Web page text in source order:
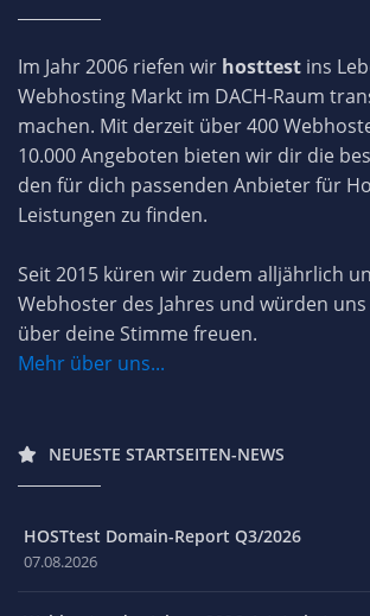
Im Jahr 2006 riefen wir hosttest ins
Webhosting Markt im DACH-Raum
machen. Mit derzeit über 400
10.000 Angeboten bieten wir dir die
den für dich passenden Anbieter für
Leistungen zu finden.
Seit 2015 küren wir zudem alljährlich
Webhoster des Jahres und würden
über deine Stimme freuen.
Mehr über uns...
NEUESTE STARTSEITEN-NEWS
HOSTtest Domain-Report Q3/2026
07.08.2026